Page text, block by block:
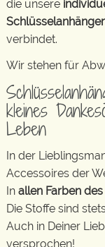
die unsere
verbindet.
Wir stehen für
kleines
Leben
In der
Accessoires der
In allen Farben
Die Stoffe sind
Auch in Deiner
versprochen!